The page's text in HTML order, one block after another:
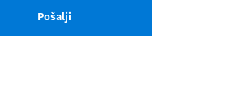
Pošalji